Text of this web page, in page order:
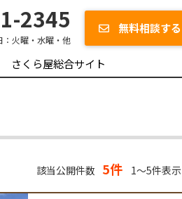
2345
火曜・水曜・他
無料相談する
さくら屋総合サイト
該当公開件数 5件 1～5件表示